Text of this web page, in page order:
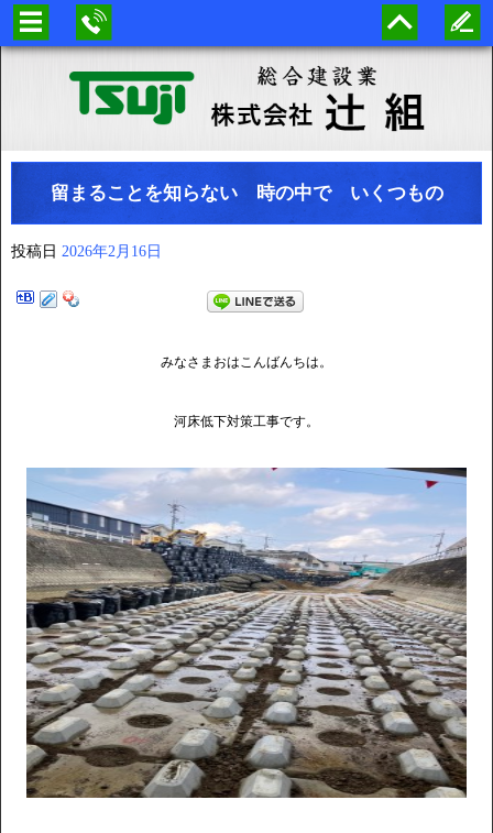
留まることを知らない 時の中で いくつもの
投稿日 2026年2月16日
みなさまおはこんばんちは。
河床低下対策工事です。